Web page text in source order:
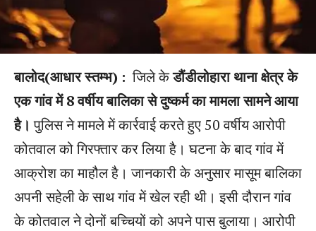
बालोद(आधार स्तम्भ) :जिले केडौंडीलोहारा थाना क्षेत्र के
एक गांव में 8 वर्षीय बालिका से दुष्कर्म का मामला सामने आया
है। पुलिस ने मामले में कार्रवाई करते हुए 50 वर्षीय आरोपी
कोतवाल को गिरफ्तार कर लिया है। घटना के बाद गांव में
आक्रोश का माहौल है। जानकारी के अनुसार मासूम बालिका
अपनी सहेली के साथ गांव में खेल रही थी। इसी दौरान गांव
के कोतवाल ने दोनों बच्चियों को अपने पास बुलाया। आरोपी